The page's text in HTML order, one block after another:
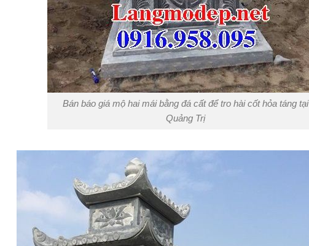
Bán báo giá mộ hai mái bằng đá cất để tro hài cốt hỏa táng tại
Quảng Trị